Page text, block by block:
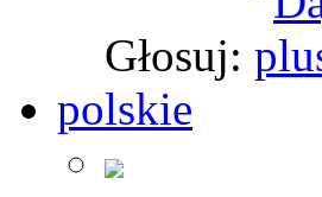
Głosuj:
polskie